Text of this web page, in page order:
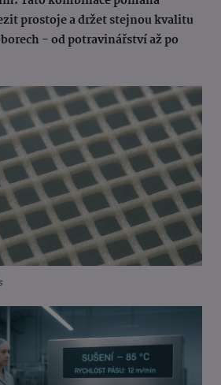
prostoje a držet stejnou kvalitu
- od potravinářství až po